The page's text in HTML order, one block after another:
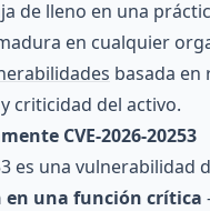
de lleno en una
en cualquier
basada en
criticidad del activo.
CVE-2026-20253
es una vulnerabilidad
una función crítica